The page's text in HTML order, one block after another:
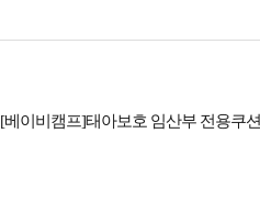
[베이비캠프]태아보호 임산부 전용쿠션